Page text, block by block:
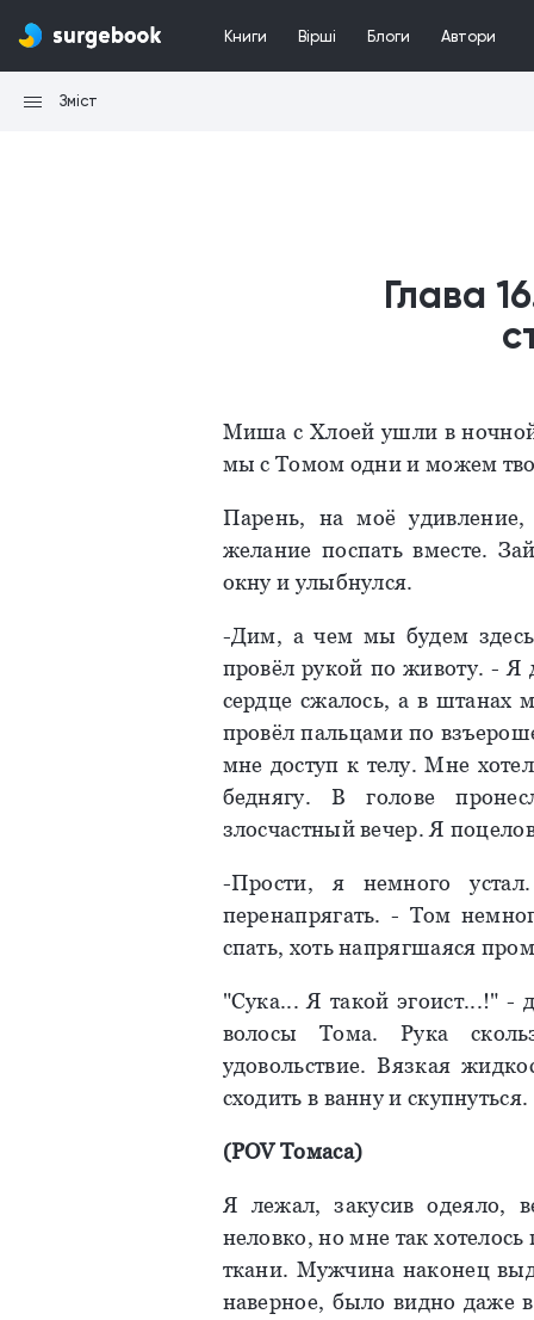
Книги Вірші Блоги Автори
Зміст
Глава
Миша с Хлоей ушли в ночной
мы с Томом одни и можем
Парень, на моё
желание поспать вместе.
окну и улыбнулся.
-Дим, а чем мы будем здесь
провёл рукой по животу. - Я
сердце сжалось, а в штанах
провёл пальцами по
мне доступ к телу. Мне
беднягу. В голове
злосчастный вечер. Я
-Прости, я немного
перенапрягать. - Том
спать, хоть напрягшаяся
"Сука... Я такой эгоист...!" -
волосы Тома. Рука
удовольствие. Вязкая
сходить в ванну и скупнуться.
(POV Томаса)
Я лежал, закусив одеяло,
неловко, но мне так хотелось
ткани. Мужчина наконец
наверное, было видно даже